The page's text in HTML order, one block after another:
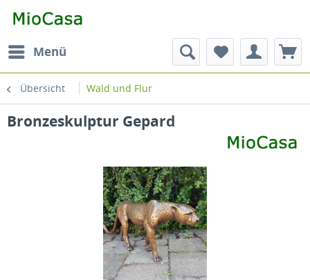
Menü
Übersicht Wald und Flur
Bronzeskulptur Gepard